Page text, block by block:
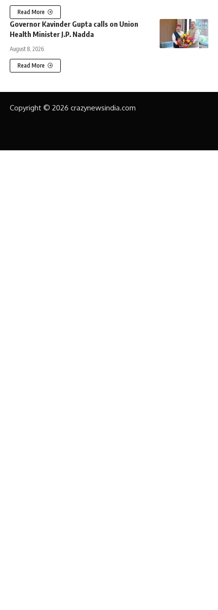
Read More
Governor Kavinder Gupta calls on Union
Health Minister J.P. Nadda
August 8, 2026
Read More
Copyright © 2026 crazynewsindia.com